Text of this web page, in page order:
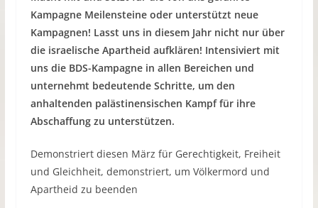
Kampagne Meilensteine oder unterstützt neue
Kampagnen! Lasst uns in diesem Jahr nicht nur über
die israelische Apartheid aufklären! Intensiviert mit
uns die BDS-Kampagne in allen Bereichen und
unternehmt bedeutende Schritte, um den
anhaltenden palästinensischen Kampf für ihre
Abschaffung zu unterstützen.
Demonstriert diesen März für Gerechtigkeit, Freiheit
und Gleichheit, demonstriert, um Völkermord und
Apartheid zu beenden